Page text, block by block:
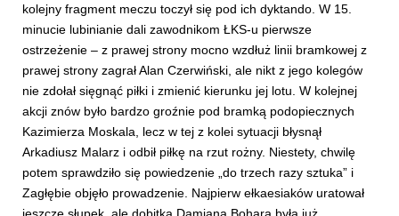
kolejny fragment meczu toczył się pod ich dyktando. W 15.
minucie lubinianie dali zawodnikom ŁKS-u pierwsze
ostrzeżenie – z prawej strony mocno wzdłuż linii bramkowej z
prawej strony zagrał Alan Czerwiński, ale nikt z jego kolegów
nie zdołał sięgnąć piłki i zmienić kierunku jej lotu. W kolejnej
akcji znów było bardzo groźnie pod bramką podopiecznych
Kazimierza Moskala, lecz w tej z kolei sytuacji błysnął
Arkadiusz Malarz i odbił piłkę na rzut rożny. Niestety, chwilę
potem sprawdziło się powiedzenie „do trzech razy sztuka” i
Zagłębie objęło prowadzenie. Najpierw ełkaesiaków uratował